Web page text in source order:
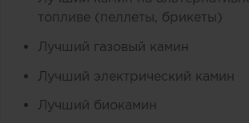
топливе (пеллеты, брикеты)
Лучший газовый камин
Лучший электрический камин
Лучший биокамин